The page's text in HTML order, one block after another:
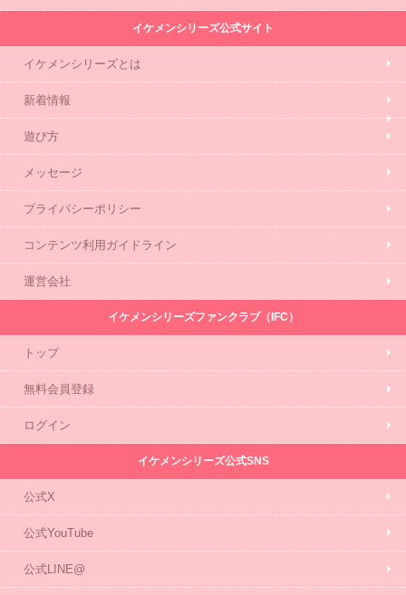
イケメンシリーズ公式サイト
イケメンシリーズとは
新着情報
遊び方
メッセージ
プライバシーポリシー
コンテンツ利用ガイドライン
運営会社
イケメンシリーズファンクラブ（IFC）
トップ
無料会員登録
ログイン
イケメンシリーズ公式SNS
公式X
公式YouTube
公式LINE@